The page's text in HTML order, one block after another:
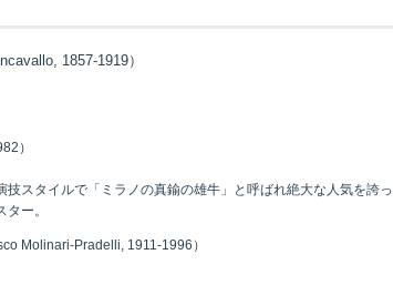
1857-1919）
）
スタイルで「ミラノの真鍮の雄牛」と呼ばれ絶大な人気を誇っ
ー。
Molinari-Pradelli, 1911-1996）